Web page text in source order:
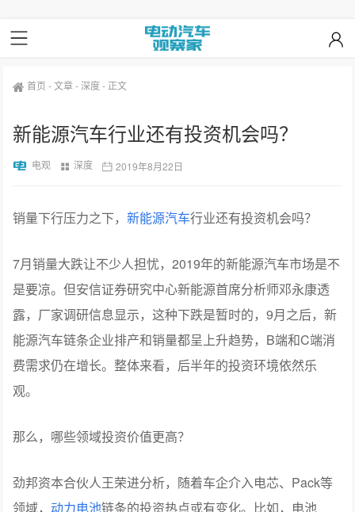
首页 -文章-深度- 正文
新能源汽车行业还有投资机会吗？
电观 深度 2019年8月22日
销量下行压力之下，新能源汽车行业还有投资机会吗？
7月销量大跌让不少人担忧，2019年的新能源汽车市场是不
是要凉。但安信证券研究中心新能源首席分析师邓永康透
露，厂家调研信息显示，这种下跌是暂时的，9月之后，新
能源汽车链条企业排产和销量都呈上升趋势，B端和C端消
费需求仍在增长。整体来看，后半年的投资环境依然乐
观。
那么，哪些领域投资价值更高？
劲邦资本合伙人王荣进分析，随着车企介入电芯、Pack等
领域，动力电池链条的投资热点或有变化。比如，电池